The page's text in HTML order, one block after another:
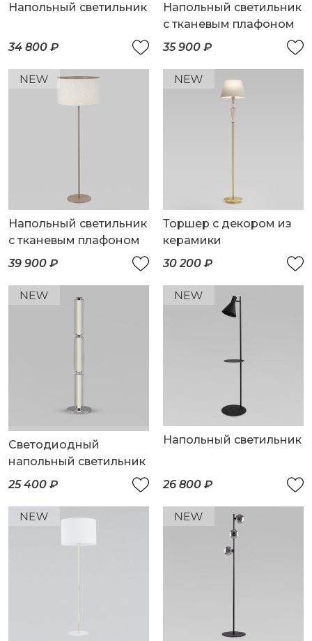
Напольный светильник
34 800 ₽
Напольный светильник
с тканевым плафоном
35 900 ₽
Напольный светильник
с тканевым плафоном
39 900 ₽
Торшер с декором из
керамики
30 200 ₽
Светодиодный
напольный светильник
25 400 ₽
Напольный светильник
26 800 ₽